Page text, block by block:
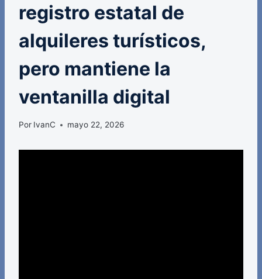
registro estatal de
alquileres turísticos,
pero mantiene la
ventanilla digital
Por IvanC mayo 22, 2026